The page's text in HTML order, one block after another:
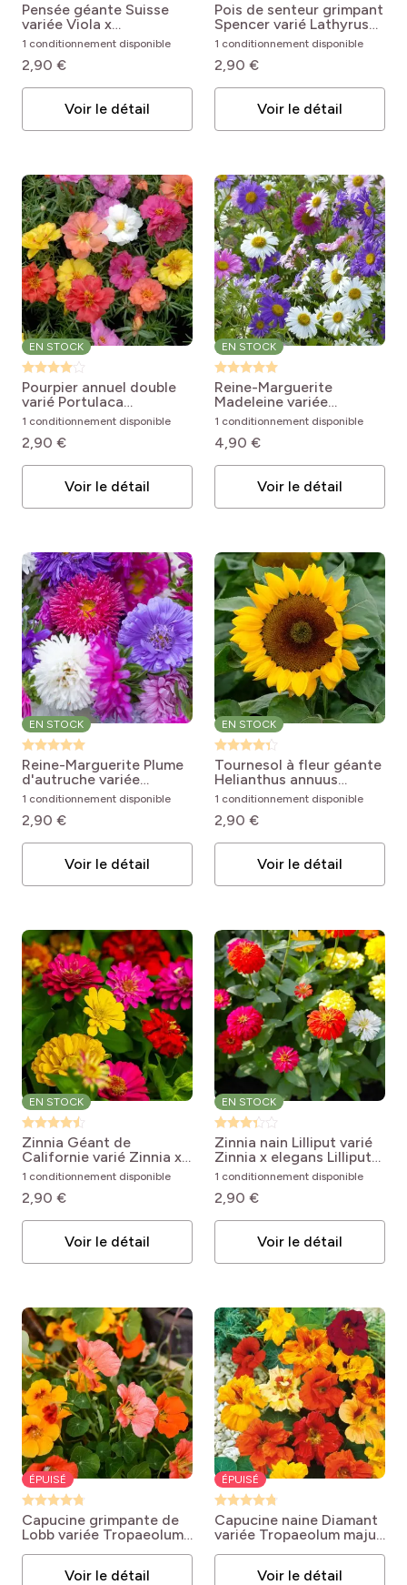
Pensée géante Suisse
variée Viola x
wittrockiana Mix
1 conditionnement disponible
2,90 €
Voir le détail
Pois de senteur grimpant
Spencer varié Lathyrus
odoratus Spencer mix
1 conditionnement disponible
2,90 €
Voir le détail
EN STOCK
Pourpier annuel double
varié Portulaca
grandiflora
1 conditionnement disponible
2,90 €
Voir le détail
EN STOCK
Reine-Marguerite
Madeleine variée
Callistephus chinensis
Madeleine single Mix
1 conditionnement disponible
4,90 €
Voir le détail
EN STOCK
Reine-Marguerite Plume
d'autruche variée
Callistephus chinensis
Plume d'Autruche Mix
1 conditionnement disponible
2,90 €
Voir le détail
EN STOCK
Tournesol à fleur géante
Helianthus annuus
Uniflorus Giganteus
1 conditionnement disponible
2,90 €
Voir le détail
EN STOCK
Zinnia Géant de
Californie varié Zinnia x
elegans Giant of
California Mix
1 conditionnement disponible
2,90 €
Voir le détail
EN STOCK
Zinnia nain Lilliput varié
Zinnia x elegans Lilliput
Mix
1 conditionnement disponible
2,90 €
Voir le détail
ÉPUISÉ
Capucine grimpante de
Lobb variée Tropaeolum
Voir le détail
ÉPUISÉ
Capucine naine Diamant
variée Tropaeolum majus
Voir le détail